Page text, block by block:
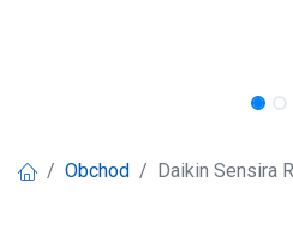
Obchod Daikin Sensira